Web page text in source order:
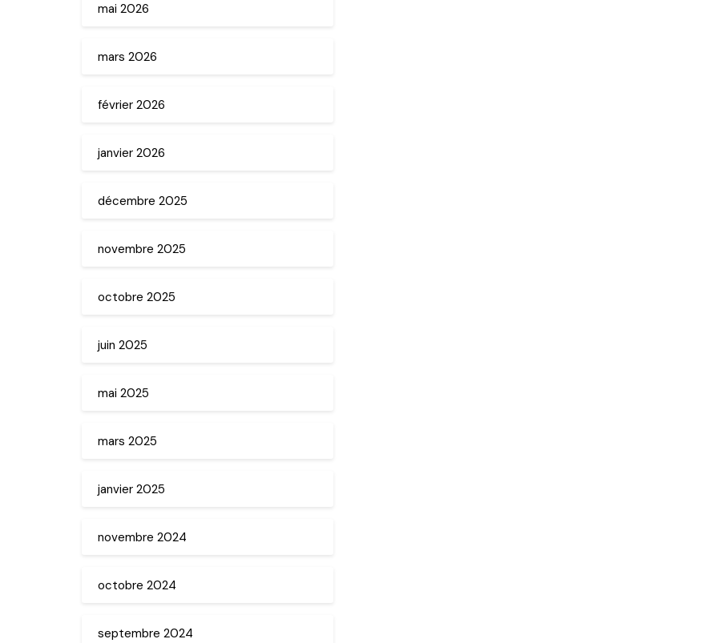
mai 2026
mars 2026
février 2026
janvier 2026
décembre 2025
novembre 2025
octobre 2025
juin 2025
mai 2025
mars 2025
janvier 2025
novembre 2024
octobre 2024
septembre 2024